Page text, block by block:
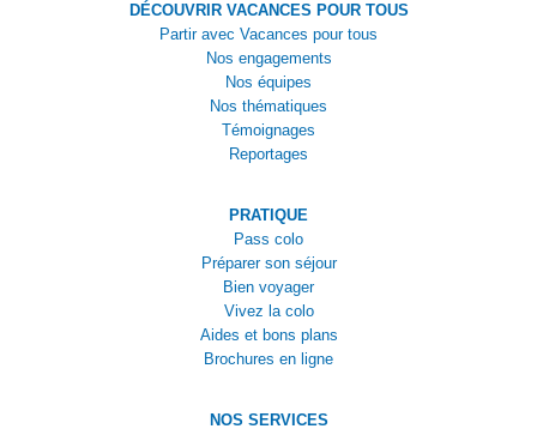
DÉCOUVRIR VACANCES POUR TOUS
Partir avec Vacances pour tous
Nos engagements
Nos équipes
Nos thématiques
Témoignages
Reportages
PRATIQUE
Pass colo
Préparer son séjour
Bien voyager
Vivez la colo
Aides et bons plans
Brochures en ligne
NOS SERVICES